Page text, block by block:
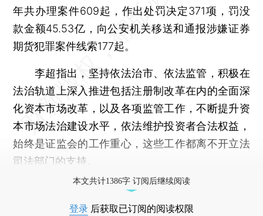
年共办理案件609起，作出处罚决定371项，罚没
款金额45.53亿，向公安机关移送和通报涉嫌证券
期货犯罪案件线索177起。
李超指出，坚持依法治市、依法监管，积极在
法治轨道上深入推进包括注册制改革在内的全面深
化资本市场改革，以及各项监管工作，不断提升资
本市场法治建设水平，依法维护投资者合法权益，
始终是证监会的工作重心，这些工作都离不开立法
司法部门的支持。
本文共计1386字 订阅后继续阅读
登录 后获取已订阅的阅读权限